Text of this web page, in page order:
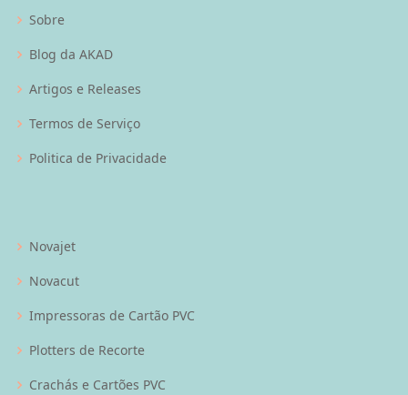
Sobre
Blog da AKAD
Artigos e Releases
Termos de Serviço
Politica de Privacidade
Novajet
Novacut
Impressoras de Cartão PVC
Plotters de Recorte
Crachás e Cartões PVC